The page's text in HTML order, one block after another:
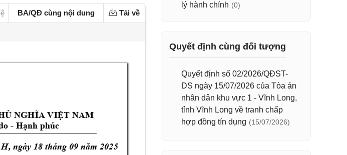
BA/QĐ cùng nội dung Tải về
NGHĨA VIỆT NAM
- Hạnh phúc
H, ngày 18 tháng 09 năm 2025
lý hành chính (0)
Quyết định cùng đối tượng
Quyết định số 02/2026/QĐST-
DS ngày 15/07/2026 của Tòa án
nhân dân khu vực 1 - Vĩnh Long,
tỉnh Vĩnh Long về tranh chấp
hợp đồng tín dụng (15/07/2026)